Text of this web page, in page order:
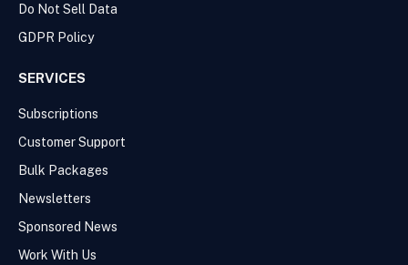
Do Not Sell Data
GDPR Policy
SERVICES
Subscriptions
Customer Support
Bulk Packages
Newsletters
Sponsored News
Work With Us